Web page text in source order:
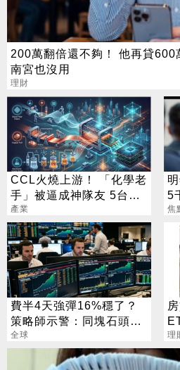
200萬翻倍還不夠！ 他再貸600
南宮也沒用
理財
CCL火燒上游！ 「化學老
手」被逼成神隊友 5台廠
默默發財
產業
5
焦
費半4天強彈16%穩了？
策略師示警：同塊石頭不
會絆2次
全球 理